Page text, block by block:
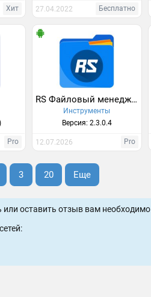
Хит 27.04.2022 Бесплатно
Pro
RS Файловый менеджер
Инструменты
Версия: 2.3.0.4
12.07.2026 Pro
3 20 Еще
оставить отзыв вам необходимо